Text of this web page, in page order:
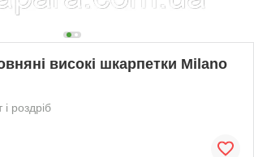
високі шкарпетки Milano
роздріб